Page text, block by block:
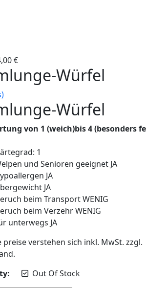
€
Würfel
Würfel
von 1 (weich)bis 4 (besonders
1
und Senioren geeignet JA
JA
JA
beim Transport WENIG
beim Verzehr WENIG
unterwegs JA
preise verstehen sich inkl. MwSt. zzgl.
Out Of Stock